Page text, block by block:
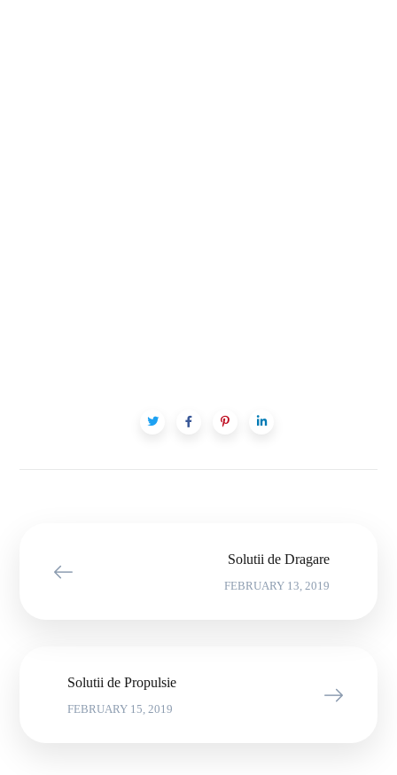
Solutii de Dragare
FEBRUARY 13, 2019
Solutii de Propulsie
FEBRUARY 15, 2019